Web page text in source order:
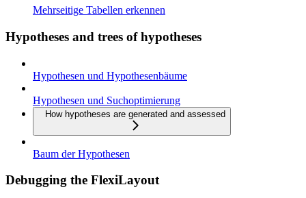
Mehrseitige Tabellen erkennen
Hypotheses and trees of hypotheses
Hypothesen und Hypothesenbäume
Hypothesen und Suchoptimierung
How hypotheses are generated and assessed
Baum der Hypothesen
Debugging the FlexiLayout